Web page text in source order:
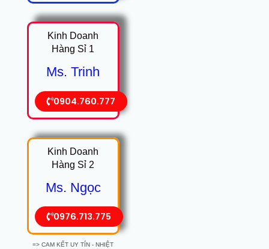
Kinh Doanh
Hàng Sỉ 1
Ms. Trinh
0904.760.777
Kinh Doanh
Hàng Sỉ 2
Ms. Ngọc
0976.713.775
=> CAM KẾT UY TÍN - NHIỆT